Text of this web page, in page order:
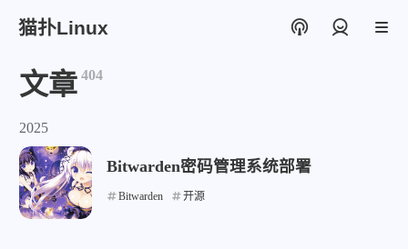
猫扑Linux
文章 404
2025
Bitwarden密码管理系统部署
Bitwarden 开源